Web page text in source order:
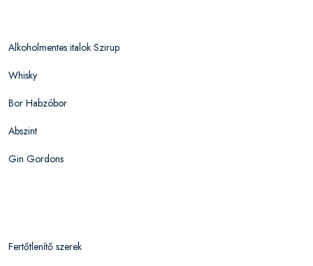
Alkoholmentes italok Szirup
Whisky
Bor Habzóbor
Abszint
Gin Gordons
Fertőtlenítő szerek